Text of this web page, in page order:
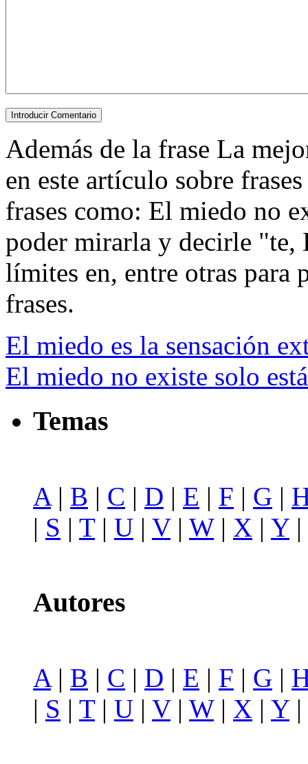
Además de la frase La
en este artículo sobre
frases como: El miedo no
poder mirarla y decirle "te,
límites en, entre otras para
frases.
El miedo es la sensación
El miedo no existe solo
Temas
A | B | C | D | E | F | G |
| S | T| U | V| W| X | Y|
Autores
A| B | C | D | E | F | G |
| S | T| U | V| W| X | Y|